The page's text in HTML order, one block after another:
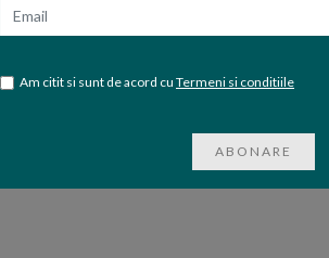
Am citit si sunt de acord cu Termeni si conditiile
ABONARE